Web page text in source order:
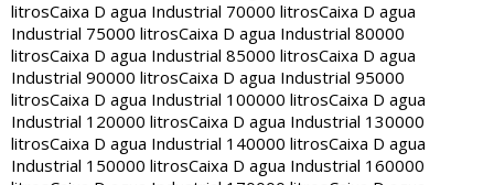
litrosCaixa D agua Industrial 70000 litrosCaixa D agua
Industrial 75000 litrosCaixa D agua Industrial 80000
litrosCaixa D agua Industrial 85000 litrosCaixa D agua
Industrial 90000 litrosCaixa D agua Industrial 95000
litrosCaixa D agua Industrial 100000 litrosCaixa D agua
Industrial 120000 litrosCaixa D agua Industrial 130000
litrosCaixa D agua Industrial 140000 litrosCaixa D agua
Industrial 150000 litrosCaixa D agua Industrial 160000